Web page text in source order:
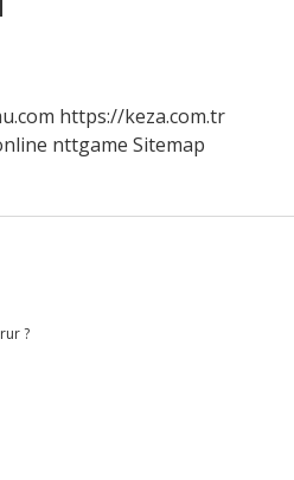
https://keza.com.tr
nttgame Sitemap
?